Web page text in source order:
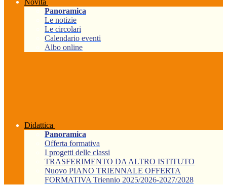
Novità
Panoramica
Le notizie
Le circolari
Calendario eventi
Albo online
Didattica
Panoramica
Offerta formativa
I progetti delle classi
TRASFERIMENTO DA ALTRO ISTITUTO
Nuovo PIANO TRIENNALE OFFERTA
FORMATIVA Triennio 2025/2026-2027/2028